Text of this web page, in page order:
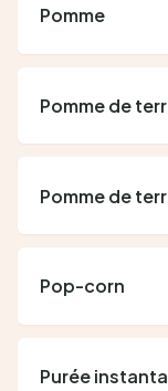
Pomme
Pomme de
Pomme de
Pop-corn
Purée